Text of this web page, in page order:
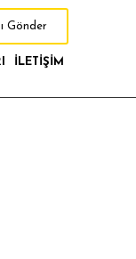
Gönder
İLETIŞIM